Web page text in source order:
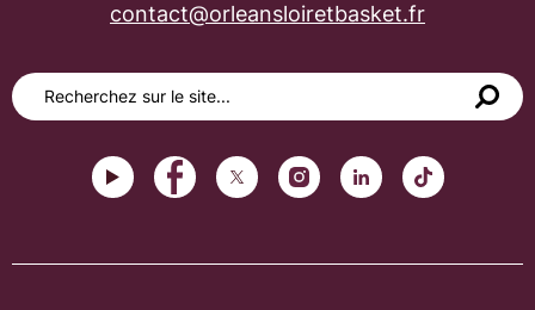
contact@orleansloiretbasket.fr